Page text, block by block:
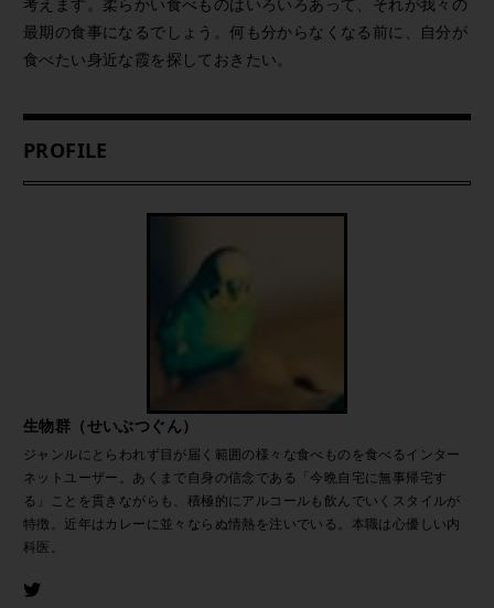
最期の食事になるでしょう。何も分からなくなる前に、自分が
食べたい身近な霞を探しておきたい。
PROFILE
生物群（せいぶつぐん）
ジャンルにとらわれず目が届く範囲の様々な食べものを食べるインター
ネットユーザー。あくまで自身の信念である「今晩自宅に無事帰宅す
る」ことを貫きながらも、積極的にアルコールも飲んでいくスタイルが
特徴。近年はカレーに並々ならぬ情熱を注いでいる。本職は心優しい内
科医。